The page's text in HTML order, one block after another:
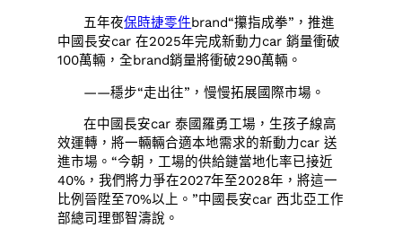
五年夜保時捷零件brand“攥指成拳”，推進
中國長安car 在2025年完成新動力car 銷量衝破
100萬輛，全brand銷量將衝破290萬輛。
——穩步“走出往”，慢慢拓展國際市場。
在中國長安car 泰國羅勇工場，生孩子線高
效運轉，將一輛輛合適本地需求的新動力car 送
進市場。“今朝，工場的供給鏈當地化率已接近
40%，我們將力爭在2027年至2028年，將這一
比例晉陞至70%以上。”中國長安car 西北亞工作
部總司理鄧智濤說。